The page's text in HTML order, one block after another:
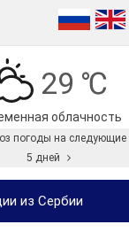
29 ℃
облачность
погоды на следующие
5 дней
из Сербии